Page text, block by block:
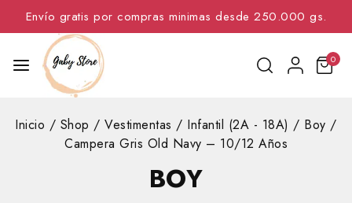
Envío gratis por compras minimas desde 250.000 gs.
0
Inicio / Shop / Vestimentas / Infantil (2A - 18A) / Boy /
Campera Gris Old Navy – 10/12 Años
BOY